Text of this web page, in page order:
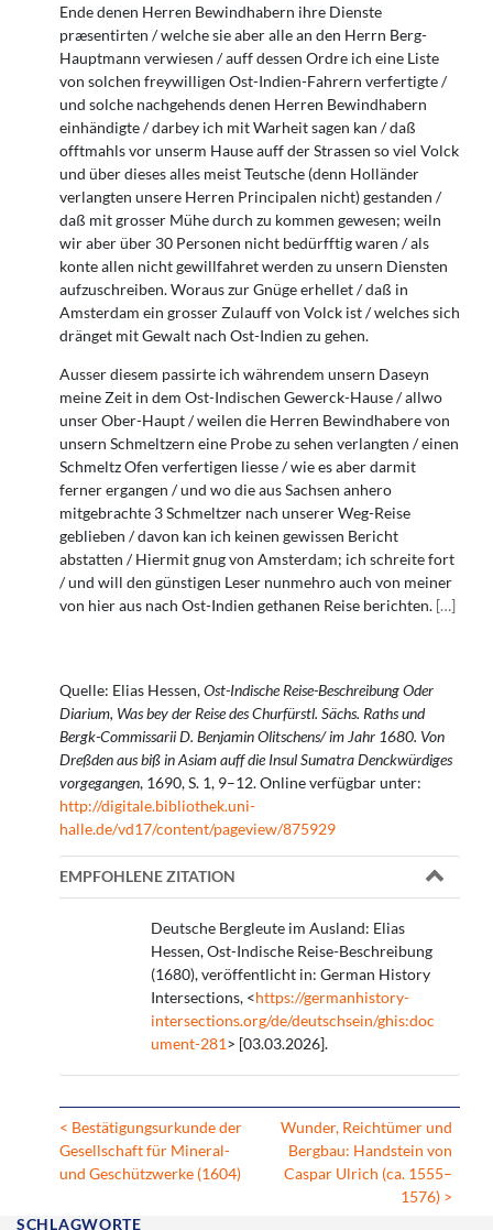
Ende denen Herren Bewindhabern ihre Dienste
præsentirten / welche sie aber alle an den Herrn Berg-
Hauptmann verwiesen / auff dessen Ordre ich eine Liste
von solchen freywilligen Ost-Indien-Fahrern verfertigte /
und solche nachgehends denen Herren Bewindhabern
einhändigte / darbey ich mit Warheit sagen kan / daß
offtmahls vor unserm Hause auff der Strassen so viel Volck
und über dieses alles meist Teutsche (denn Holländer
verlangten unsere Herren Principalen nicht) gestanden /
daß mit grosser Mühe durch zu kommen gewesen; weiln
wir aber über 30 Personen nicht bedürfftig waren / als
konte allen nicht gewillfahret werden zu unsern Diensten
aufzuschreiben. Woraus zur Gnüge erhellet / daß in
Amsterdam ein grosser Zulauff von Volck ist / welches sich
dränget mit Gewalt nach Ost-Indien zu gehen.
Ausser diesem passirte ich währendem unsern Daseyn
meine Zeit in dem Ost-Indischen Gewerck-Hause / allwo
unser Ober-Haupt / weilen die Herren Bewindhabere von
unsern Schmeltzern eine Probe zu sehen verlangten / einen
Schmeltz Ofen verfertigen liesse / wie es aber darmit
ferner ergangen / und wo die aus Sachsen anhero
mitgebrachte 3 Schmeltzer nach unserer Weg-Reise
geblieben / davon kan ich keinen gewissen Bericht
abstatten / Hiermit gnug von Amsterdam; ich schreite fort
/ und will den günstigen Leser nunmehro auch von meiner
von hier aus nach Ost-Indien gethanen Reise berichten. […]
Quelle: Elias Hessen,Ost-Indische Reise-Beschreibung Oder
Diarium, Was bey der Reise des Churfürstl. Sächs. Raths und
Bergk-Commissarii D. Benjamin Olitschens/ im Jahr 1680. Von
Dreßden aus biß in Asiam auff die Insul Sumatra Denckwürdiges
vorgegangen, 1690, S. 1, 9–12. Online verfügbar unter:
http://digitale.bibliothek.uni-
halle.de/vd17/content/pageview/875929
EMPFOHLENE ZITATION
Deutsche Bergleute im Ausland: Elias
Hessen, Ost-Indische Reise-Beschreibung
(1680), veröffentlicht in: German History
Intersections, <https://germanhistory-
intersections.org/de/deutschsein/ghis:doc
ument-281> [03.03.2026].
< Bestätigungsurkunde der
Gesellschaft für Mineral-
und Geschützwerke (1604)
Wunder, Reichtümer und
Bergbau: Handstein von
Caspar Ulrich (ca. 1555–
1576) >
SCHLAGWORTE